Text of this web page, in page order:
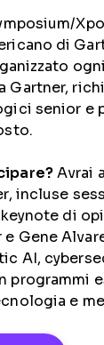
di
Gartner,
senior e
Avrai
incluse
di
e Gene
AI,
programmi
e